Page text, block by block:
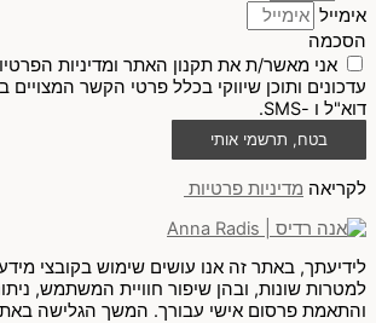
אימייל
הסכמה
אני מאשר/ת את תקנון האתר ומדיניות
עדכונים ותוכן שיווקי בכלל פרטי הקשר המצויים
דוא"ל ו -SMS.
בטח, תרשמי אותי
לקריאה מדיניות פרטיות
למטרות שונות, ובהן שיפור חוויית המשתמש,
והתאמת פרסום אישי עבורך. המשך הגלישה